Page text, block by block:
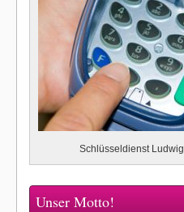
Schlüsseldienst Ludwig
Unser Motto!